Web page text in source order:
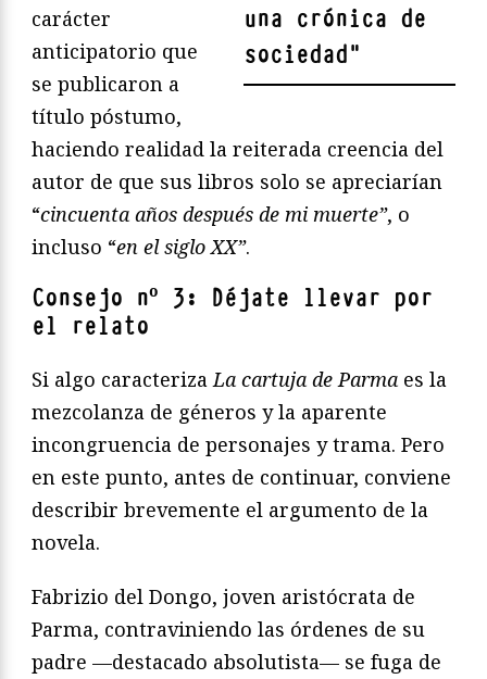
una crónica de
sociedad"
carácter
anticipatorio que
se publicaron a
título póstumo,
haciendo realidad la reiterada creencia del
autor de que sus libros solo se apreciarían
“cincuenta años después de mi muerte”, o
incluso “en el siglo XX”.
Consejo nº 3: Déjate llevar por
el relato
Si algo caracterizaLa cartuja de Parma es la
mezcolanza de géneros y la aparente
incongruencia de personajes y trama. Pero
en este punto, antes de continuar, conviene
describir brevemente el argumento de la
novela.
Fabrizio del Dongo, joven aristócrata de
Parma, contraviniendo las órdenes de su
padre —destacado absolutista— se fuga de